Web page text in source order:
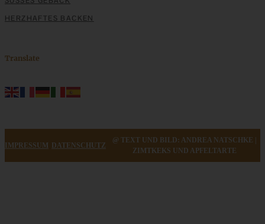
HERZHAFTES BACKEN
Translate
IMPRESSUM DATENSCHUTZ
@ TEXT UND BILD: ANDREA NATSCHKE |
ZIMTKEKS UND APFELTARTE